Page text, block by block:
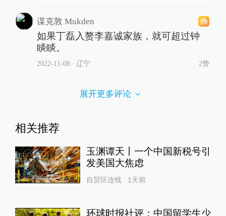
谋克敦 Mukden
如果丁磊入赘李嘉诚家族，就可超过钟
睒睒。
2022-11-08∙ 辽宁 2赞
展开更多评论
相关推荐
玉渊谭天丨一个中国新税号引
发美国大焦虑
自贸区连线 1天前
环球时报社评：中国留学生少